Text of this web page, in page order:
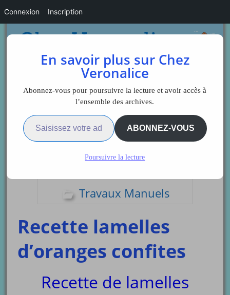
Sidebar
Travaux Manuels
Recette lamelles
d’oranges confites
Recette de lamelles
En savoir plus sur Chez
Veronalice
Abonnez-vous pour poursuivre la lecture et avoir accès à
l’ensemble des archives.
Saisissez votre adresse e-mail…
ABONNEZ-VOUS
Poursuivre la lecture
Connexion Inscription